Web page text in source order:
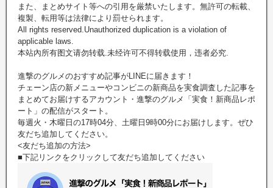
また、まとめサイト等への引用を厳禁いたします。無許可の転載、
複製、転用等は法律により罰せられます。
All rights reserved.Unauthorized duplication is a violation of
applicable laws.
本站內所有图文请勿转载.未经许可不得转载使用，违者必究.
進撃のグルメのおすすめ記事がLINEに届きます！
チェーン店の新メニューやコンビニの新商品を実食調査した記事を
まとめてお届けするアカウント・進撃のグルメ「実食！新商品レポ
ート」の配信がスタート。
毎週火・木曜日の17時04分、土曜日9時00分にお届けします。ぜひ
友だち追加してください。
<友だち追加の方法>
■下記リンクをクリックして友だち追加してください